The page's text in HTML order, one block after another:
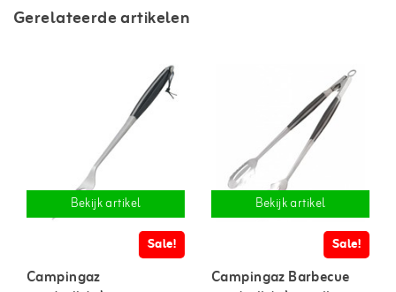
Gerelateerde artikelen
Bekijk artikel
Sale!
Campingaz
Bekijk artikel
Sale!
Campingaz Barbecue